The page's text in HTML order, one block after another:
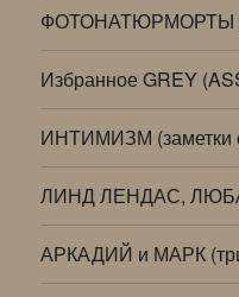
ФОТОНАТЮРМОРТЫ
Избранное GREY
ИНТИМИЗМ (заметки
ЛИНД ЛЕНДАС,
АРКАДИЙ и МАРК